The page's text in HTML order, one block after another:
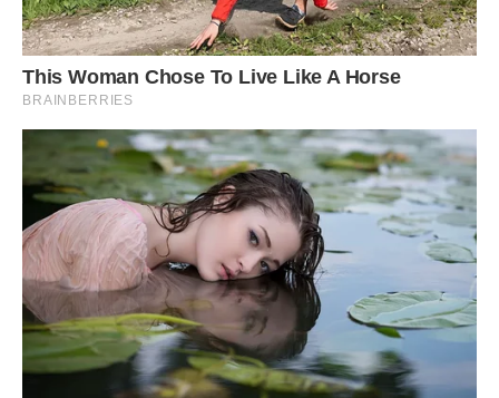
Моє життя змінилося, і хоча в ньому зараз багато
невідомості, у ньому більше немає того гнітючого
відчуття меншовартості. Я сама собі господиня, і якщо
колись у моєму житті з’явиться дитина, це буде від
великої любові, а не від потреби заповнити розклад у
щоденнику успішного чоловіка.
А як би ви вчинили на моєму місці? Чи варто прощати
роки байдужості заради того, щоб нарешті отримати
бажане, але вже «холодним»? Чи краще піти в нікуди, але
зберегти свою гідність?